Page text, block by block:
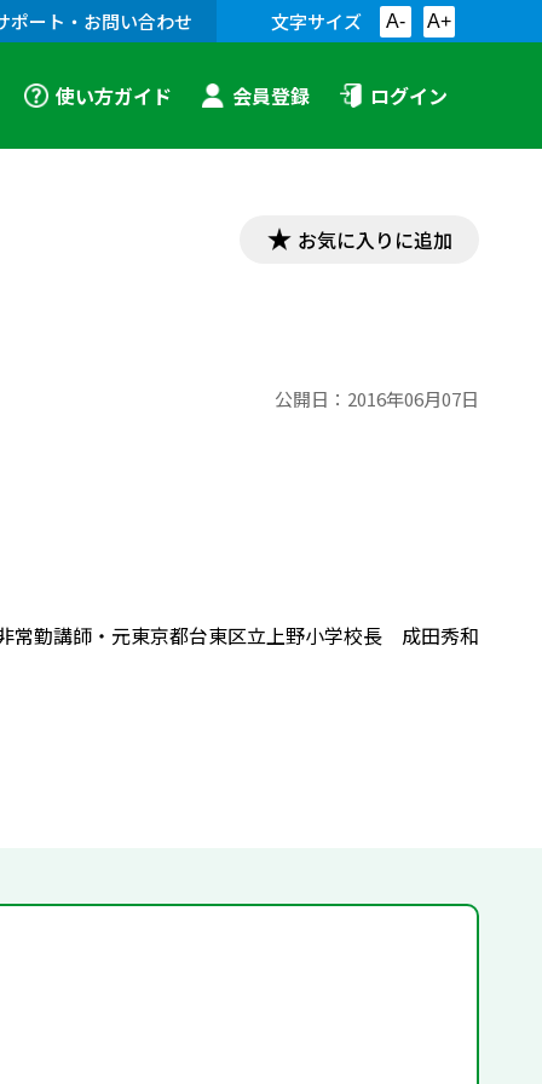
ポート・お問い合わせ 文字サイズ A- A+
使い方ガイド 会員登録 ログイン
お気に入りに追加
公開日： 2016年06月07日
常勤講師・元東京都台東区立上野小学校長 成田秀和